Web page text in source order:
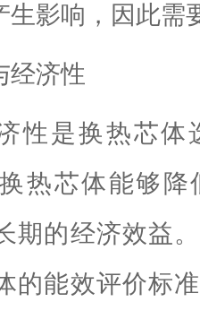
生影响，因此需
经济性
性是换热芯体
热芯体能够
期的经济效益
的能效评价标